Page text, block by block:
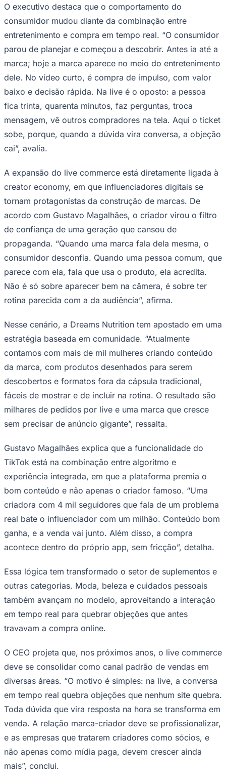
Corinthians
São Paulo
O executivo destaca que o comportamento do
consumidor mudou diante da combinação entre
entretenimento e compra em tempo real. “O consumidor
parou de planejar e começou a descobrir. Antes ia até a
marca; hoje a marca aparece no meio do entretenimento
dele. No vídeo curto, é compra de impulso, com valor
baixo e decisão rápida. Na live é o oposto: a pessoa
fica trinta, quarenta minutos, faz perguntas, troca
mensagem, vê outros compradores na tela. Aqui o ticket
sobe, porque, quando a dúvida vira conversa, a objeção
cai”, avalia.
A expansão do live commerce está diretamente ligada à
creator economy, em que influenciadores digitais se
tornam protagonistas da construção de marcas. De
acordo com Gustavo Magalhães, o criador virou o filtro
de confiança de uma geração que cansou de
propaganda. “Quando uma marca fala dela mesma, o
consumidor desconfia. Quando uma pessoa comum, que
parece com ela, fala que usa o produto, ela acredita.
Não é só sobre aparecer bem na câmera, é sobre ter
rotina parecida com a da audiência”, afirma.
Nesse cenário, a Dreams Nutrition tem apostado em uma
estratégia baseada em comunidade. “Atualmente
contamos com mais de mil mulheres criando conteúdo
da marca, com produtos desenhados para serem
descobertos e formatos fora da cápsula tradicional,
fáceis de mostrar e de incluir na rotina. O resultado são
milhares de pedidos por live e uma marca que cresce
sem precisar de anúncio gigante”, ressalta.
Gustavo Magalhães explica que a funcionalidade do
TikTok está na combinação entre algoritmo e
experiência integrada, em que a plataforma premia o
bom conteúdo e não apenas o criador famoso. “Uma
criadora com 4 mil seguidores que fala de um problema
real bate o influenciador com um milhão. Conteúdo bom
ganha, e a venda vai junto. Além disso, a compra
acontece dentro do próprio app, sem fricção”, detalha.
Essa lógica tem transformado o setor de suplementos e
outras categorias. Moda, beleza e cuidados pessoais
também avançam no modelo, aproveitando a interação
em tempo real para quebrar objeções que antes
travavam a compra online.
O CEO projeta que, nos próximos anos, o live commerce
deve se consolidar como canal padrão de vendas em
diversas áreas. “O motivo é simples: na live, a conversa
em tempo real quebra objeções que nenhum site quebra.
Toda dúvida que vira resposta na hora se transforma em
venda. A relação marca-criador deve se profissionalizar,
e as empresas que tratarem criadores como sócios, e
não apenas como mídia paga, devem crescer ainda
mais”, conclui.